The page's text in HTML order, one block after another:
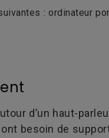
: ordinateur
d’un haut-
besoin de